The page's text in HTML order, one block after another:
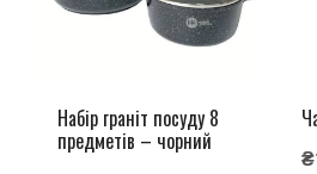
Набір граніт посуду 8
предметів – чорний
₴